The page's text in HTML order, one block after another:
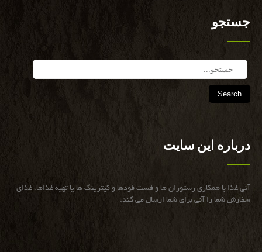
جستجو
درباره این سایت
آنی غذا با همكاری رستوران ها و فست فودها و كیترینگ ها یا تهیه غذاها، غذای
سفارش شما را آنی برای شما ارسال می كند.